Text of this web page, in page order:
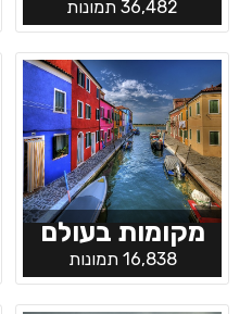
36,482 תמונות
מקומות בעולם
16,838 תמונות